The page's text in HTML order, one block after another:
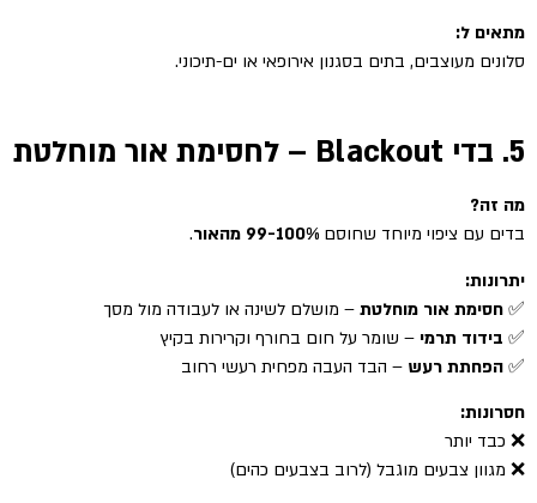
מתאים ל:
סלונים מעוצבים, בתים בסגנון אירופאי או ים-תיכוני.
5. בדי Blackout – לחסימת אור מוחלטת
מה זה?
בדים עם ציפוי מיוחד שחוסם 99-100% מהאור .
יתרונות:
✅ חסימת אור מוחלטת – מושלם לשינה או לעבודה מול מסך
✅ בידוד תרמי – שומר על חום בחורף וקרירות בקיץ
✅ הפחתת רעש – הבד העבה מפחית רעשי רחוב
חסרונות:
❌ כבד יותר
❌ מגוון צבעים מוגבל (לרוב בצבעים כהים)